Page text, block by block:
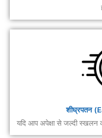
शीघ्रपतन
यदि आप अपेक्षा से जल्दी स्खलन